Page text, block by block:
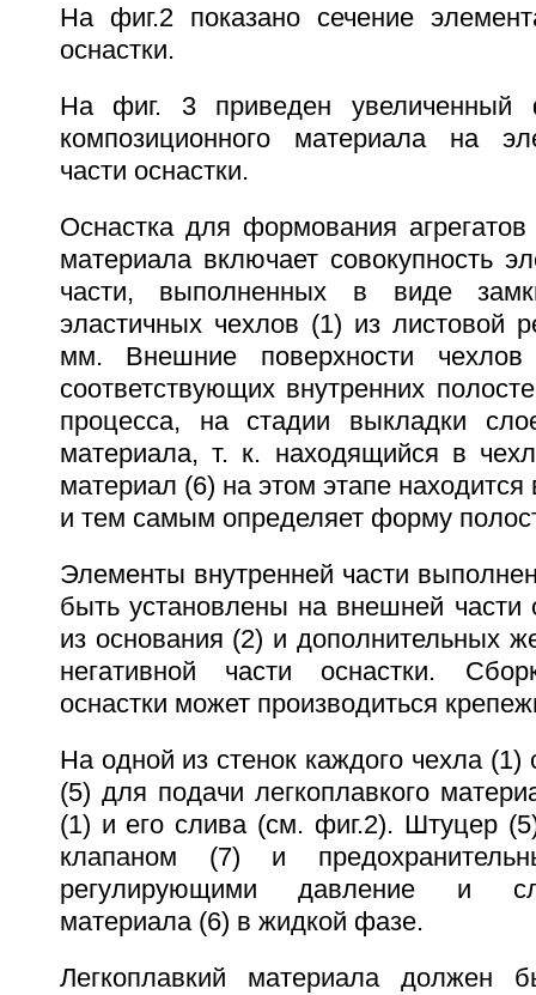
На фиг.2 показано сечение
оснастки.
На фиг. 3 приведен увеличенный
композиционного материала на
части оснастки.
Оснастка для формования агрегатов
материала включает совокупность
части, выполненных в виде
эластичных чехлов (1) из листовой
мм. Внешние поверхности
соответствующих внутренних
процесса, на стадии выкладки
материала, т. к. находящийся в
материал (6) на этом этапе
и тем самым определяет форму
Элементы внутренней части
быть установлены на внешней части
из основания (2) и дополнительных
негативной части оснастки.
оснастки может производиться
На одной из стенок каждого чехла
(5) для подачи легкоплавкого
(1) и его слива (см. фиг.2). Штуцер
клапаном (7) и
регулирующими давление и
материала (6) в жидкой фазе.
Легкоплавкий материала должен